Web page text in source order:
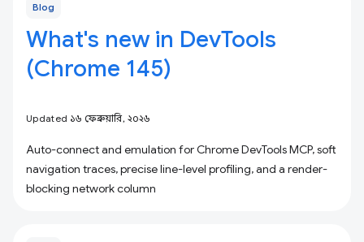
Blog
What's new in DevTools
(Chrome 145)
Updated ১৬ ফেব্রুয়ারি, ২০২৬
Auto-connect and emulation for Chrome DevTools MCP, soft
navigation traces, precise line-level profiling, and a render-
blocking network column